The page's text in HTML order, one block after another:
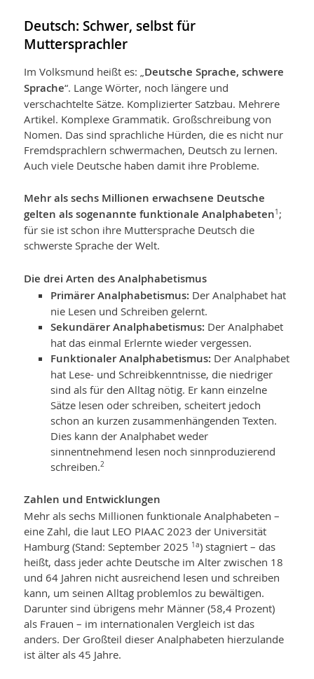
Deutsch: Schwer, selbst für
Muttersprachler
Im Volksmund heißt es: „ Deutsche Sprache, schwere
Sprache“. Lange Wörter, noch längere und
verschachtelte Sätze. Komplizierter Satzbau. Mehrere
Artikel. Komplexe Grammatik. Großschreibung von
Nomen. Das sind sprachliche Hürden, die es nicht nur
Fremdsprachlern schwermachen, Deutsch zu lernen.
Auch viele Deutsche haben damit ihre Probleme.
Mehr als sechs Millionen erwachsene Deutsche
gelten als sogenannte funktio­nale Analphabeten1 ;
für sie ist schon ihre Muttersprache Deutsch die
schwerste Sprache der Welt.
Die drei Arten des Analphabetismus
Primärer Analphabetismus: Der Analphabet hat
nie Lesen und Schreiben gelernt.
Sekundärer Analphabetismus: Der Analphabet
hat das einmal Erlernte wieder vergessen.
Funktionaler Analphabetismus: Der Analphabet
hat Lese- und Schreibkenntnisse, die niedriger
sind als für den Alltag nötig. Er kann einzelne
Sätze lesen oder schreiben, scheitert jedoch
schon an kurzen zusammenhängenden Texten.
Dies kann der Analphabet weder
sinnentnehmend lesen noch sinnproduzierend
schreiben.2
Zahlen und Entwicklungen
Mehr als sechs Millionen funktionale Analphabeten –
eine Zahl, die laut LEO PIAAC 2023 der Universität
Hamburg (Stand: September 2025 1a) stagniert – das
heißt, dass jeder achte Deutsche im Alter zwischen 18
und 64 Jahren nicht ausreichend lesen und schreiben
kann, um seinen Alltag problemlos zu bewältigen.
Darunter sind übrigens mehr Männer (58,4 Prozent)
als Frauen – im internationalen Vergleich ist das
anders. Der Großteil dieser Analphabeten hierzulande
ist älter als 45 Jahre.